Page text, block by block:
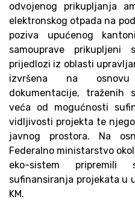
odvojenog prikupljanja
elektronskog otpada na
poziva upućenog
samouprave
prijedlozi iz oblasti
izvršena na osnovu
dokumentacije, traženih
veća od mogućnosti
vidljivosti projekta te
javnog prostora. Na
Federalno ministarstvo
eko-sistem pripremili
sufinansiranja projekata u
KM.